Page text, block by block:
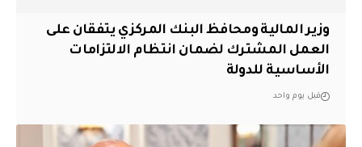
وزير المالية ومحافظ البنك المركزي يتفقان على
العمل المشترك لضمان انتظام الالتزامات
الأساسية للدولة
قبل يوم واحد